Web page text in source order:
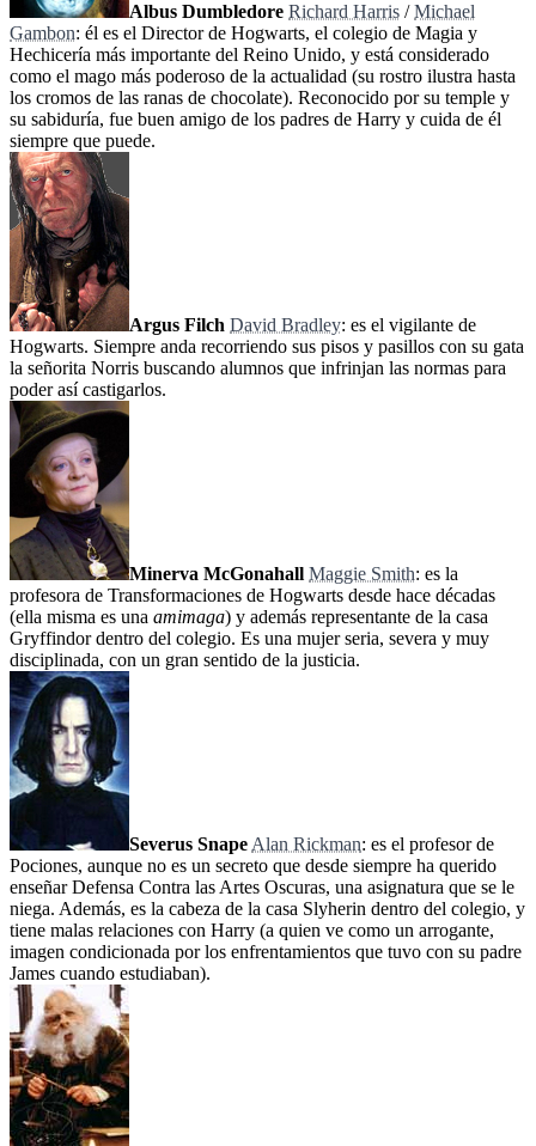
Albus Dumbledore Richard Harris /Michael
Gambon: él es el Director de Hogwarts, el colegio de Magia y
Hechicería más importante del Reino Unido, y está considerado
como el mago más poderoso de la actualidad (su rostro ilustra hasta
los cromos de las ranas de chocolate). Reconocido por su temple y
su sabiduría, fue buen amigo de los padres de Harry y cuida de él
siempre que puede.
Argus Filch David Bradley: es el vigilante de
Hogwarts. Siempre anda recorriendo sus pisos y pasillos con su gata
la señorita Norris buscando alumnos que infrinjan las normas para
poder así castigarlos.
Minerva McGonahall Maggie Smith: es la
profesora de Transformaciones de Hogwarts desde hace décadas
(ella misma es una amimaga) y además representante de la casa
Gryffindor dentro del colegio. Es una mujer seria, severa y muy
disciplinada, con un gran sentido de la justicia.
Severus Snape Alan Rickman: es el profesor de
Pociones, aunque no es un secreto que desde siempre ha querido
enseñar Defensa Contra las Artes Oscuras, una asignatura que se le
niega. Además, es la cabeza de la casa Slyherin dentro del colegio, y
tiene malas relaciones con Harry (a quien ve como un arrogante,
imagen condicionada por los enfrentamientos que tuvo con su padre
James cuando estudiaban).